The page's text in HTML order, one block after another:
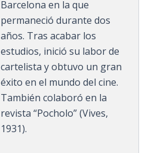
Barcelona en la que
permaneció durante dos
años. Tras acabar los
estudios, inició su labor de
cartelista y obtuvo un gran
éxito en el mundo del cine.
También colaboró en la
revista “Pocholo” (Vives,
1931).